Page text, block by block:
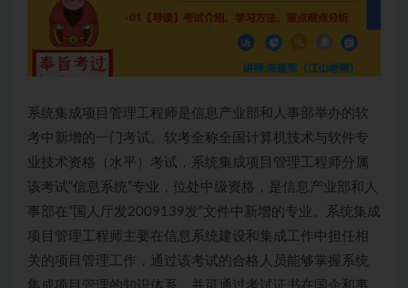
系统集成项目管理工程师是信息产业部和人事部举办的软
考中新增的一门考试。软考全称全国计算机技术与软件专
业技术资格（水平）考试，系统集成项目管理工程师分属
该考试“信息系统”专业，位处中级资格，是信息产业部和人
事部在“国人厅发2009139发”文件中新增的专业。系统集成
项目管理工程师主要在信息系统建设和集成工作中担任相
关的项目管理工作，通过该考试的合格人员能够掌握系统